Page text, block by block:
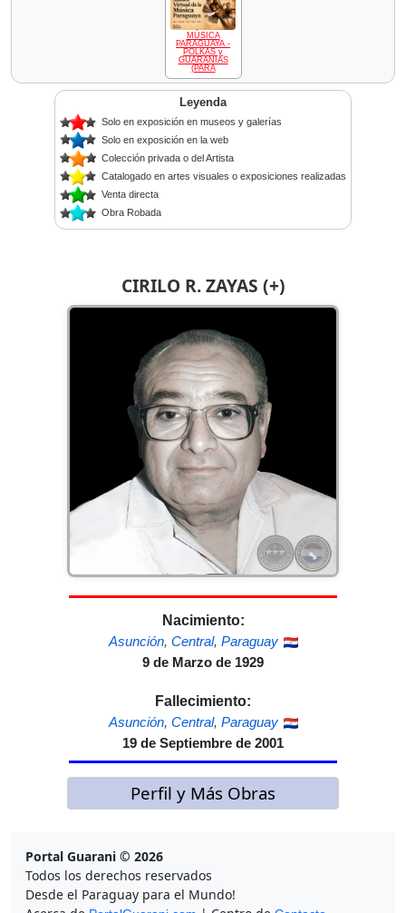
CIRILO R. ZAYAS (+)
Nacimiento:
Asunción, Central, Paraguay
9 de Marzo de 1929
Fallecimiento:
Asunción, Central, Paraguay
19 de Septiembre de 2001
Perfil y Más Obras
MÚSICA
PARAGUAYA -
POLKAS y
GUARANIAS
(PARA
Leyenda
Solo en exposición en museos y galerías
Solo en exposición en la web
Colección privada o del Artista
Catalogado en artes visuales o exposiciones realizadas
Venta directa
Obra Robada
Portal Guarani © 2026
Todos los derechos reservados
Desde el Paraguay para el Mundo!